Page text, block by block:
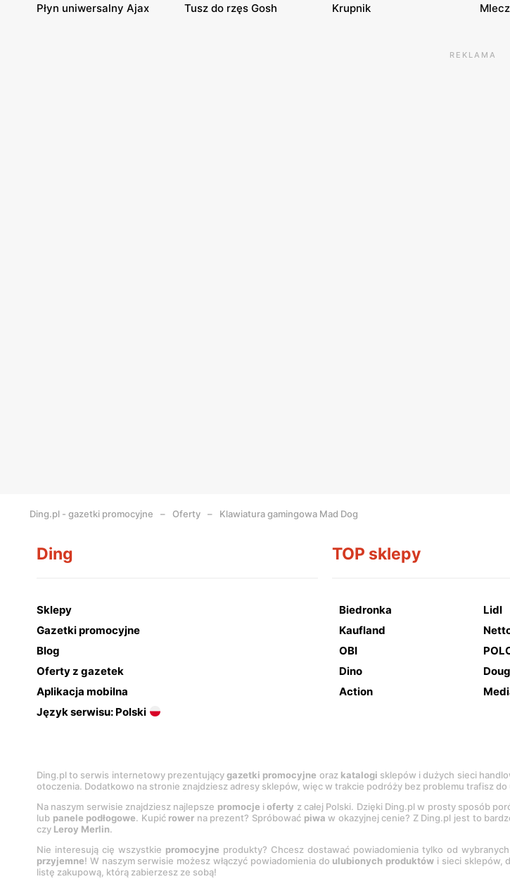
Płyn uniwersalny Ajax Tusz do rzęs Gosh Krupnik
REKLAMA
Ding.pl - gazetki promocyjne Oferty Klawiatura gamingowa Mad Dog
Ding
Sklepy
Gazetki promocyjne
Blog
Oferty z gazetek
Aplikacja mobilna
Język serwisu: Polski
TOP sklepy
Biedronka Lidl
Kaufland
OBI
Dino
Action
Ding.pl to serwis internetowy prezentującygazetki promocyjne oraz katalogi sklepów i dużych sieci
otoczenia. Dodatkowo na stronie znajdziesz adresy sklepów, więc w trakcie podróży bez problemu trafisz
Na naszym serwisie znajdziesz najlepsze promocje ioferty z całej Polski. Dzięki Ding.pl w prosty sposób
lub panele podłogowe. Kupić rower na prezent? Spróbować piwa w okazyjnej cenie? Z Ding.pl jest to
czy Leroy Merlin.
Nie interesują cię wszystkie promocyjne produkty? Chcesz dostawać powiadomienia tylko od
przyjemne! W naszym serwisie możesz włączyć powiadomienia do ulubionych produktów i sieci sklepów,
listę zakupową, którą zabierzesz ze sobą!